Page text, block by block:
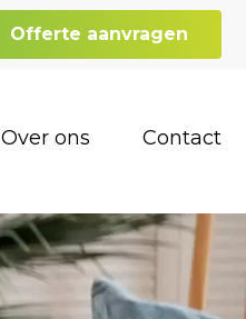
Offerte aanvragen
Over ons Contact